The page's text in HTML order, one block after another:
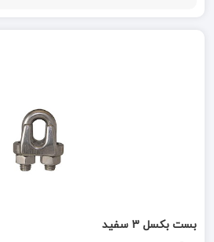
بست بکسل 3 سفید